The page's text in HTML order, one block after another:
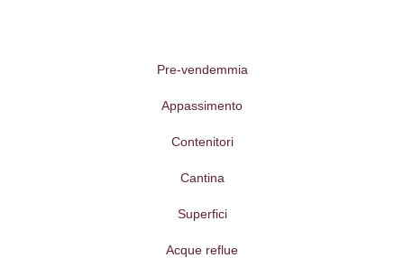
Pre-vendemmia
Appassimento
Contenitori
Cantina
Superfici
Acque reflue